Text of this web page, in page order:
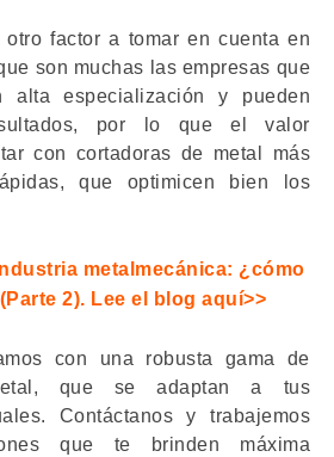
otro factor a tomar en cuenta en
son muchas las empresas que
alta especialización y pueden
por lo que el valor
con cortadoras de metal más
que optimicen bien los
metalmecánica: ¿cómo
2). Lee el blog aquí>>
con una robusta gama de
que se adaptan a tus
Contáctanos y trabajemos
que te brinden máxima